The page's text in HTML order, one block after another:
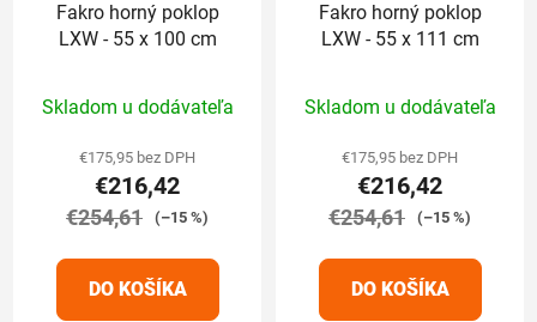
Fakro horný poklop
LXW - 55 x 100 cm
hodnotenie
produktu
je
5,0
5
hviezdičiek.
Skladom u dodávateľa
€175,95 bez DPH
€216,42
€254,61 (–15 %)
DO KOŠÍKA
Fakro horný poklop
LXW - 55 x 111 cm
hodnotenie
produktu
je
5,0
5
hviezdičiek.
Skladom u dodávateľa
€175,95 bez DPH
€216,42
€254,61 (–15 %)
DO KOŠÍKA